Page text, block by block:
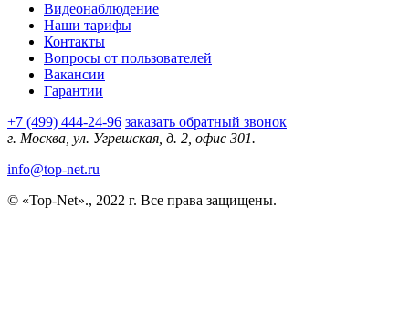
Видеонаблюдение
Наши тарифы
Контакты
Вопросы от пользователей
Вакансии
Гарантии
+7 (499) 444-24-96 заказать обратный звонок
г. Москва, ул. Угрешская, д. 2, офис 301.
info@top-net.ru
© «Top-Net»., 2022 г. Все права защищены.